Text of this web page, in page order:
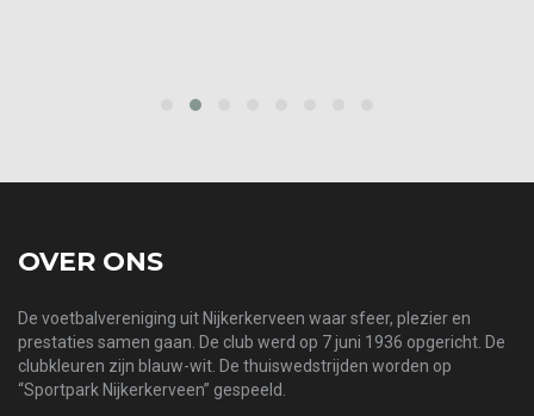
OVER ONS
De voetbalvereniging uit Nijkerkerveen waar sfeer, plezier en
prestaties samen gaan. De club werd op 7 juni 1936 opgericht. De
clubkleuren zijn blauw-wit. De thuiswedstrijden worden op
“Sportpark Nijkerkerveen” gespeeld.